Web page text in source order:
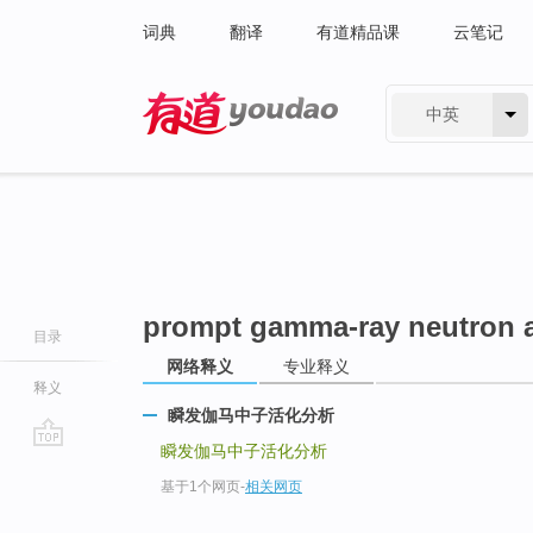
词典 翻译 有道精品课 云笔记
中英
目录
释义
prompt gamma-ray neutron
网络释义 专业释义
瞬发伽马中子活化分析
瞬发伽马中子活化分析
基于1个网页-相关网页